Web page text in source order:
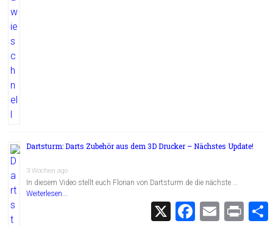
Dartsturm: Darts Zubehör aus dem 3D Drucker – Nächstes Update!
3 Wochen ago
In diesem Video stellt euch Florian von Dartsturm.de die nächste …
Weiterlesen...
X
F
E
m
P